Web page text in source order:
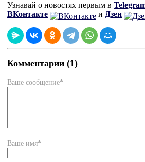
Узнавай о новостях первым в
ВКонтакте
и Дзен
Комментарии (1)
Ваше сообщение*
Ваше имя*